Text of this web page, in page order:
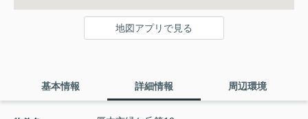
地図アプリで見る
基本情報 詳細情報 周辺環境